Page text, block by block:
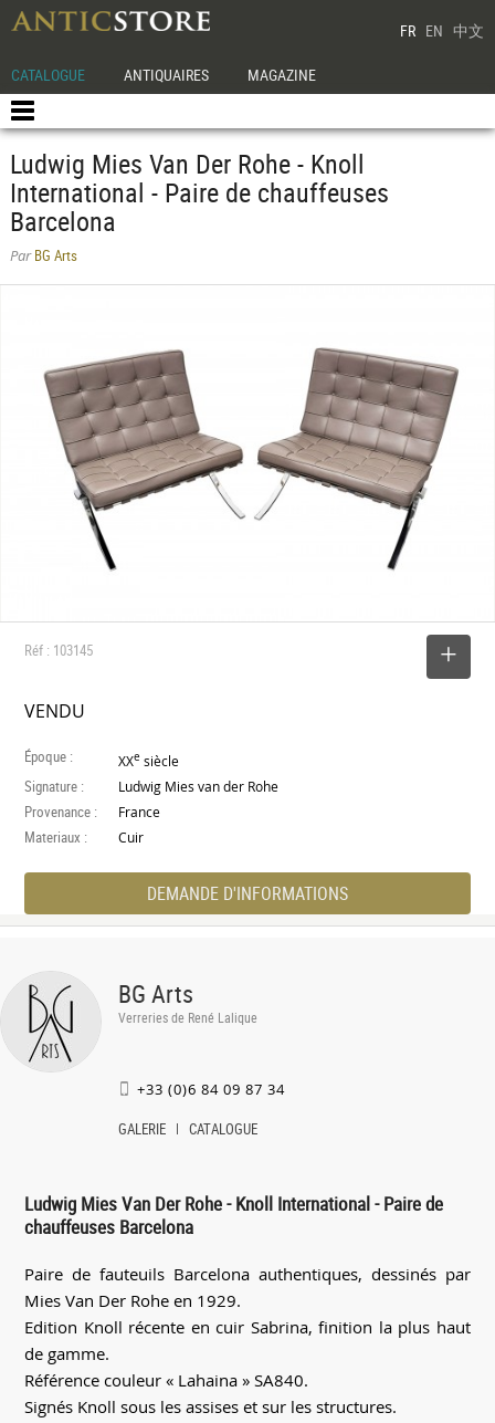
FR EN 中文
CATALOGUE ANTIQUAIRES MAGAZINE
Ludwig Mies Van Der Rohe - Knoll
International - Paire de chauffeuses
Barcelona
ParBG Arts
Réf : 103145
VENDU
Époque : XXe siècle
Signature : Ludwig Mies van der Rohe
Provenance : France
Materiaux : Cuir
DEMANDE D'INFORMATIONS
BG Arts
Verreries de René Lalique
+33 (0)6 84 09 87 34
GALERIE CATALOGUE
Ludwig Mies Van Der Rohe - Knoll International - Paire de
chauffeuses Barcelona
Paire de fauteuils Barcelona authentiques, dessinés par
Mies Van Der Rohe en 1929.
Edition Knoll récente en cuir Sabrina, finition la plus haut
de gamme.
Référence couleur « Lahaina » SA840.
Signés Knoll sous les assises et sur les structures.